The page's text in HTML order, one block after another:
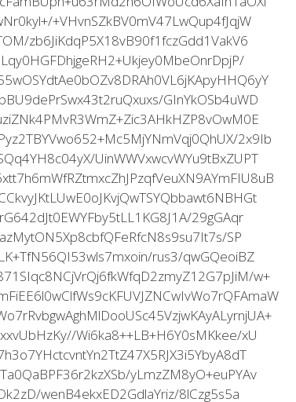
+VHvnSZkBV0mV47LwQup4fJqjW
zb6JiKdqP5X18vB90f1fczGdd1VakV6
GInYkOSb4uWD
2x9Ib
UinWWVxwcvWYu9tBxZUPT
29gGAqr
SP
rus3/qwGQeoiBZ
w+
Wi6ka8++LB+H6Y0sMKkee/xU
yLmzZM8yO+euPYAv
wenB4ekxED2GdlaYriz/8lCzg5s5a